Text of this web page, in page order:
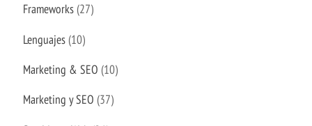
Frameworks (27)
Lenguajes (10)
Marketing & SEO (10)
Marketing y SEO (37)